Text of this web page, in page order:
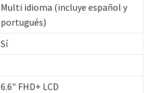
Multi idioma (incluye español y
portugués)
Sí
6.6″ FHD+ LCD